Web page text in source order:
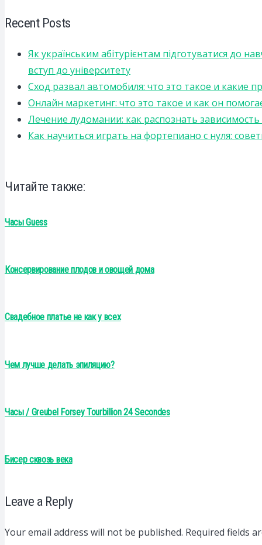
Recent Posts
Як українським абітурієнтам підготуватися до
вступ до університету
Сход развал автомобиля: что это такое и какие
Онлайн маркетинг: что это такое и как он
Лечение лудомании: как распознать
Как научиться играть на фортепиано с нуля:
Читайте также:
Часы Guess
Консервирование плодов и овощей дома
Свадебное платье не как у всех
Чем лучше делать эпиляцию?
Часы / Greubel Forsey Tourbillion 24 Secondes
Бисер сквозь века
Leave a Reply
Your email address will not be published. Required fields